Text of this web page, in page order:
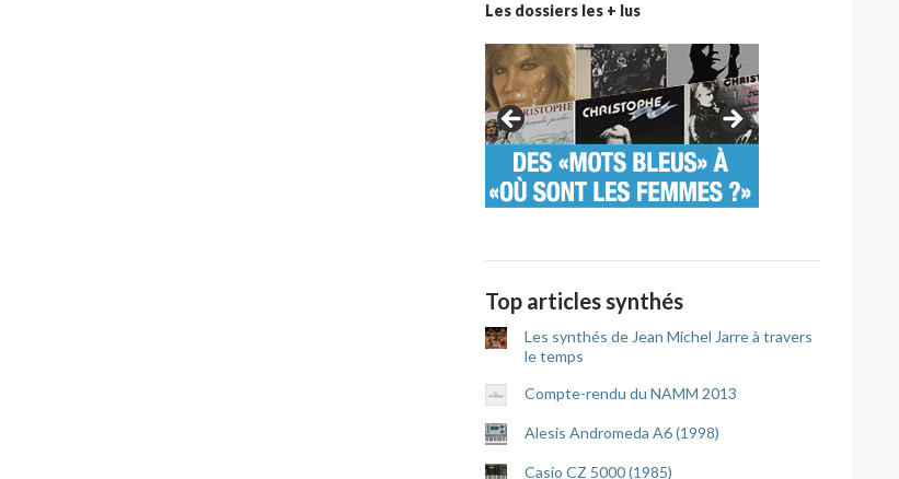
Les dossiers les + lus
Top articles synthés
Les synthés de Jean Michel Jarre à travers
le temps
Compte-rendu du NAMM 2013
Alesis Andromeda A6 (1998)
Casio CZ 5000 (1985)